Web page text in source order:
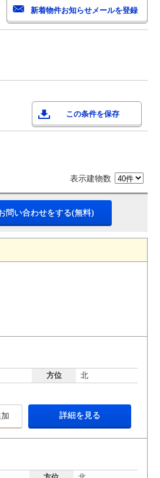
この条件を保存
表示建物数
問い合わせをする(無料)
方位 北
詳細を見る